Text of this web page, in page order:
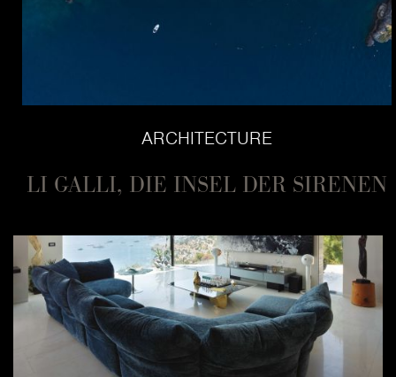
ARCHITECTURE
LI GALLI, DIE INSEL DER SIRENEN